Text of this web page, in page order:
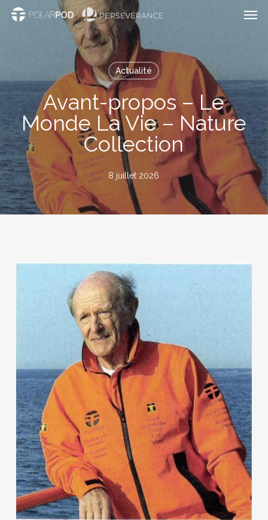
Passer
Actualité
Avant-propos – Le
Monde La Vie – Nature
Collection
8 juillet 2026